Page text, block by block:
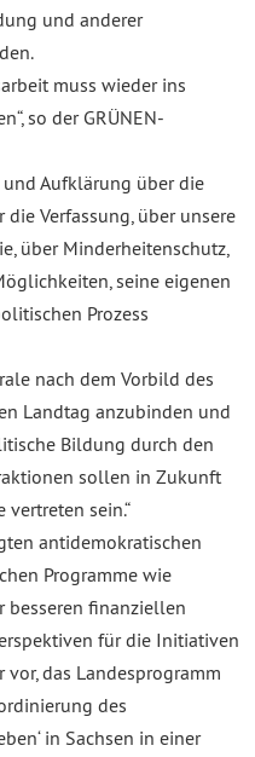
und anderer
muss wieder ins
so der GRÜNEN-
und Aufklärung über die
Verfassung, über unsere
über Minderheitenschutz,
seine eigenen
Prozess
nach dem Vorbild des
Landtag anzubinden und
Bildung durch den
sollen in Zukunft
sein.“
antidemokratischen
Programme wie
besseren finanziellen
für die Initiativen
das Landesprogramm
des
in Sachsen in einer